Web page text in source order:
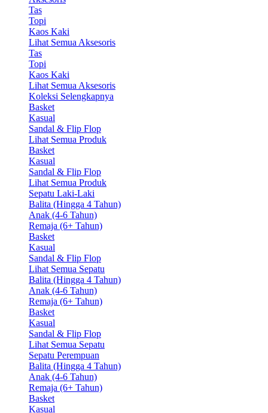
Tas
Topi
Kaos Kaki
Lihat Semua Aksesoris
Tas
Topi
Kaos Kaki
Lihat Semua Aksesoris
Koleksi Selengkapnya
Basket
Kasual
Sandal & Flip Flop
Lihat Semua Produk
Basket
Kasual
Sandal & Flip Flop
Lihat Semua Produk
Sepatu Laki-Laki
Balita (Hingga 4 Tahun)
Anak (4-6 Tahun)
Remaja (6+ Tahun)
Basket
Kasual
Sandal & Flip Flop
Lihat Semua Sepatu
Balita (Hingga 4 Tahun)
Anak (4-6 Tahun)
Remaja (6+ Tahun)
Basket
Kasual
Sandal & Flip Flop
Lihat Semua Sepatu
Sepatu Perempuan
Balita (Hingga 4 Tahun)
Anak (4-6 Tahun)
Remaja (6+ Tahun)
Basket
Kasual